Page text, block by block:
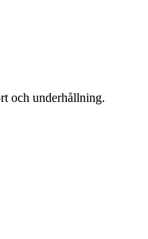
och underhållning.